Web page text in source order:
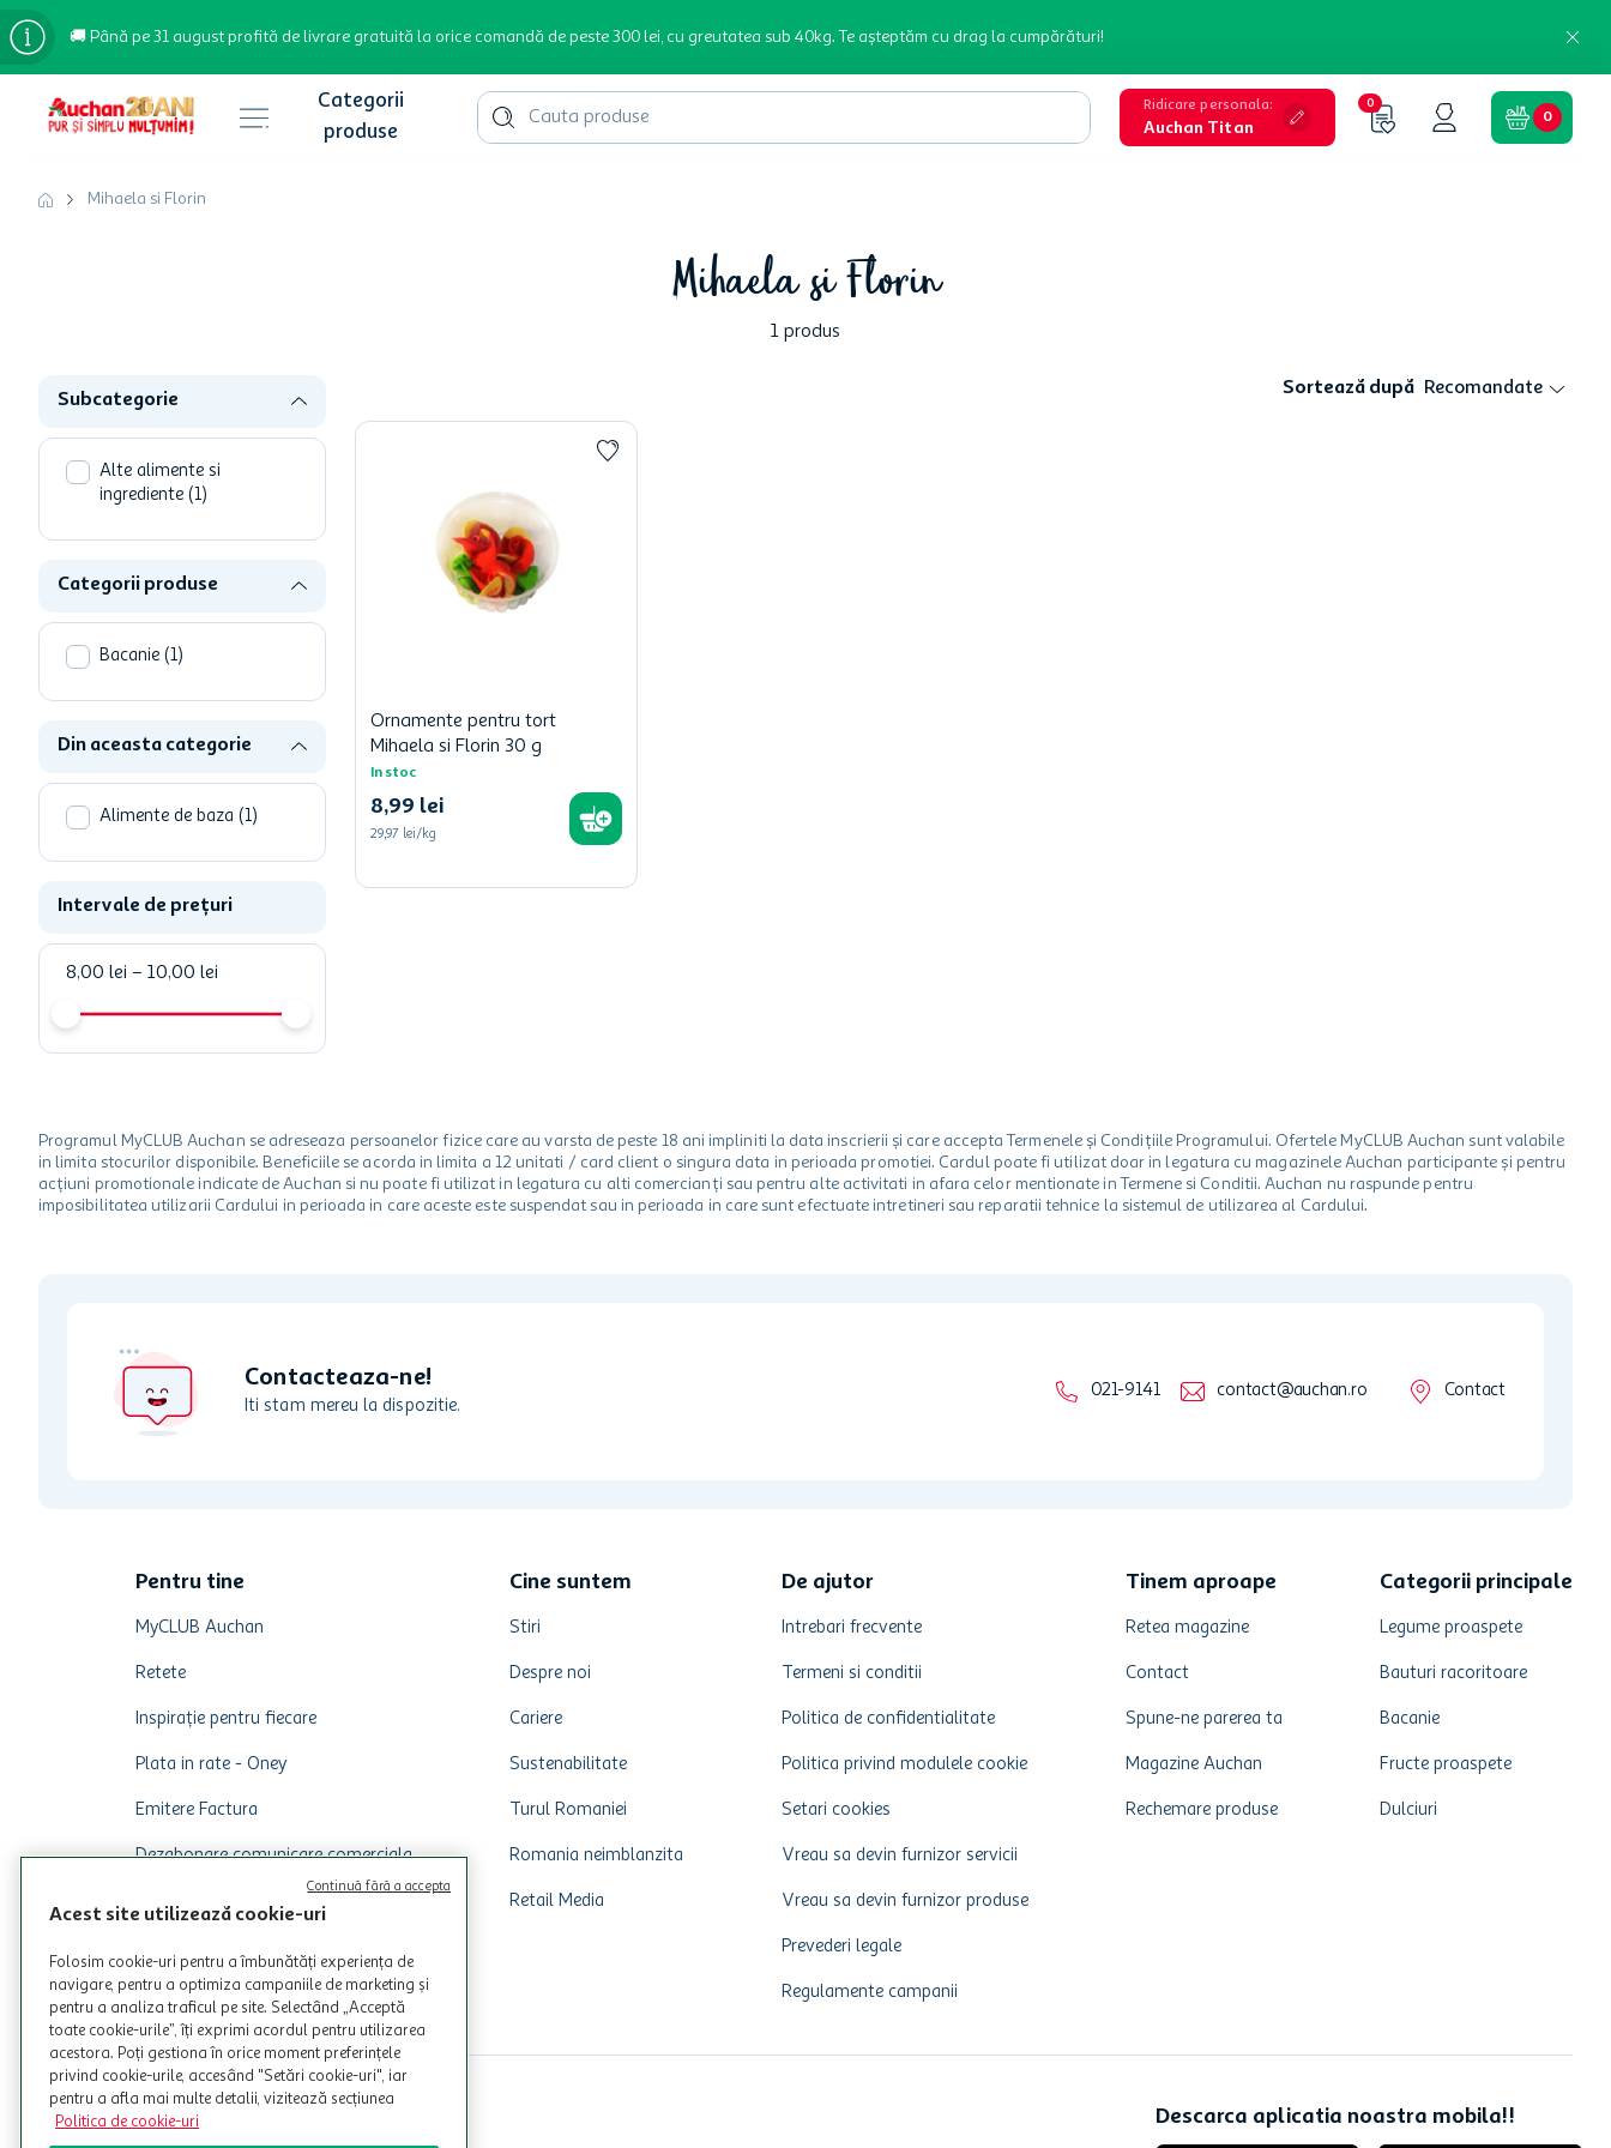
🚚 Până pe 31 august profită de livrare gratuită la orice comandă de peste 300 lei, cu greutatea sub 40kg. Te așteptăm cu drag la cumpărături!
Cauta produse
hartie igienica
ciocolata
lapte
Ridicare personala:
Auchan Titan
0
0
Mihaela si Florin
Mihaela si Florin
1 produs
Subcategorie
Alte alimente si
ingrediente (1)
Categorii produse
Bacanie (1)
Din aceasta categorie
Alimente de baza (1)
Intervale de prețuri
8,00 lei – 10,00 lei
Sortează după Recomandate
Ornamente pentru tort
Mihaela si Florin 30 g
In stoc
8,99 lei
29,97 lei/kg
Programul MyCLUB Auchan se adreseaza persoanelor fizice care au varsta de peste 18 ani impliniti la data inscrierii și care accepta Termenele și Condițiile Programului. Ofertele MyCLUB Auchan sunt valabile
in limita stocurilor disponibile. Beneficiile se acorda in limita a 12 unitati / card client o singura data in perioada promotiei. Cardul poate fi utilizat doar in legatura cu magazinele Auchan participante și pentru
acțiuni promotionale indicate de Auchan si nu poate fi utilizat in legatura cu alti comercianți sau pentru alte activitati in afara celor mentionate in Termene si Conditii. Auchan nu raspunde pentru
imposibilitatea utilizarii Cardului in perioada in care aceste este suspendat sau in perioada in care sunt efectuate intretineri sau reparatii tehnice la sistemul de utilizarea al Cardului.
Contacteaza-ne!
Iti stam mereu la dispozitie.
021-9141 contact@auchan.ro Contact
Pentru tine
MyCLUB Auchan
Retete
Inspirație pentru fiecare
Plata in rate - Oney
Emitere Factura
Dezabonare comunicare comerciala
Cine suntem
Stiri
Despre noi
Cariere
Sustenabilitate
Turul Romaniei
Romania neimblanzita
Retail Media
De ajutor
Intrebari frecvente
Termeni si conditii
Politica de confidentialitate
Politica privind modulele cookie
Setari cookies
Vreau sa devin furnizor servicii
Vreau sa devin furnizor produse
Prevederi legale
Regulamente campanii
Tinem aproape
Retea magazine
Contact
Spune-ne parerea ta
Magazine Auchan
Rechemare produse
Categorii principale
Legume proaspete
Bauturi racoritoare
Bacanie
Fructe proaspete
Dulciuri
Descarca aplicatia noastra mobila!!
Acest site utilizează cookie-uri
Folosim cookie-uri pentru a îmbunătăți experiența de
navigare, pentru a optimiza campaniile de marketing și
pentru a analiza traficul pe site. Selectând „Acceptă
toate cookie-urile”, îți exprimi acordul pentru utilizarea
acestora. Poți gestiona în orice moment preferințele
privind cookie-urile, accesând "Setări cookie-uri", iar
pentru a afla mai multe detalii, vizitează secțiunea
Politica de cookie-uri
Continuă fără a accepta